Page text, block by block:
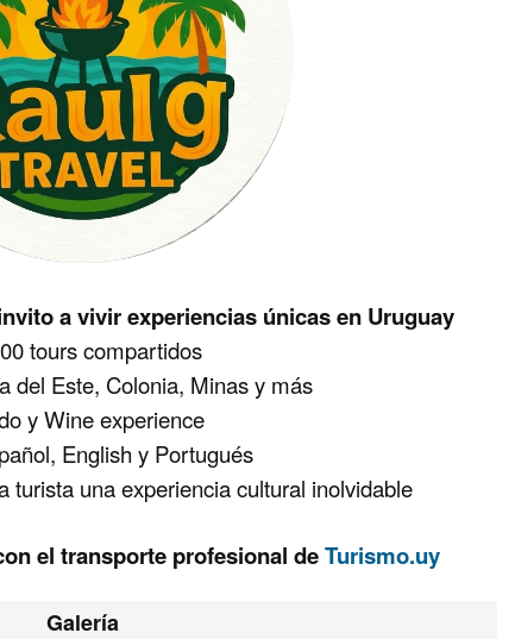
a vivir experiencias únicas en Uruguay
tours compartidos
del Este, Colonia, Minas y más
y Wine experience
English y Portugués
turista una experiencia cultural inolvidable
el transporte profesional deTurismo.uy
Galería